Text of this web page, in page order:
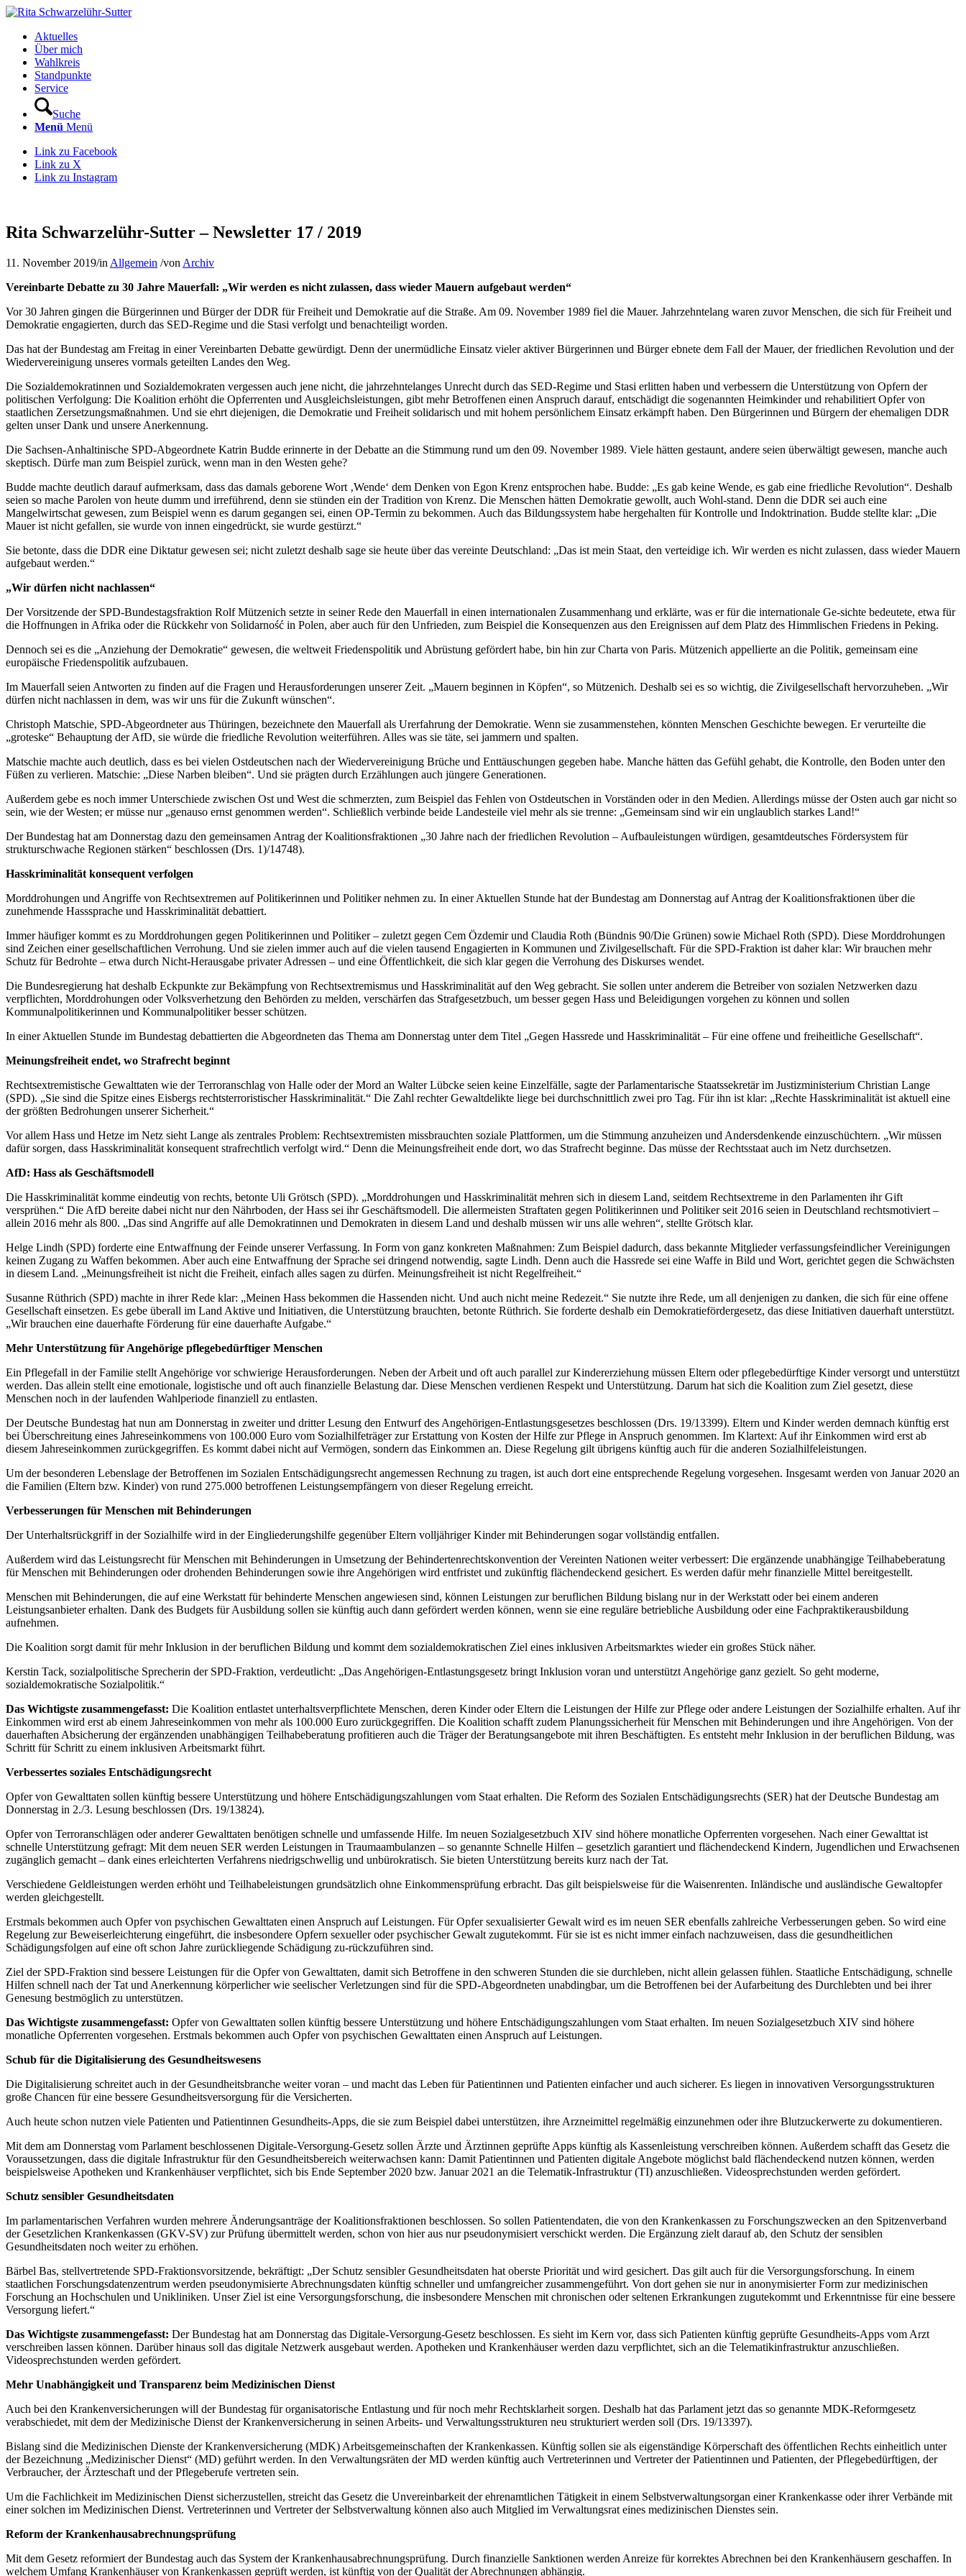
Aktuelles
Über mich
Wahlkreis
Standpunkte
Service
Suche
Menü Menü
Link zu Facebook
Link zu X
Link zu Instagram
Rita Schwarzelühr-Sutter – Newsletter 17 / 2019
11. November 2019/in Allgemein /von Archiv
Vereinbarte Debatte zu 30 Jahre Mauerfall: „Wir werden es nicht zulassen, dass wieder Mauern aufgebaut werden“
Vor 30 Jahren gingen die Bürgerinnen und Bürger der DDR für Freiheit und Demokratie auf die Straße. Am 09. November 1989 fiel die Mauer. Jahrzehntelang waren zuvor Menschen, die sich für Freiheit und
Demokratie engagierten, durch das SED-Regime und die Stasi verfolgt und benachteiligt worden.
Das hat der Bundestag am Freitag in einer Vereinbarten Debatte gewürdigt. Denn der unermüdliche Einsatz vieler aktiver Bürgerinnen und Bürger ebnete dem Fall der Mauer, der friedlichen Revolution und der
Wiedervereinigung unseres vormals geteilten Landes den Weg.
Die Sozialdemokratinnen und Sozialdemokraten vergessen auch jene nicht, die jahrzehntelanges Unrecht durch das SED-Regime und Stasi erlitten haben und verbessern die Unterstützung von Opfern der
politischen Verfolgung: Die Koalition erhöht die Opferrenten und Ausgleichsleistungen, gibt mehr Betroffenen einen Anspruch darauf, entschädigt die sogenannten Heimkinder und rehabilitiert Opfer von
staatlichen Zersetzungsmaßnahmen. Und sie ehrt diejenigen, die Demokratie und Freiheit solidarisch und mit hohem persönlichem Einsatz erkämpft haben. Den Bürgerinnen und Bürgern der ehemaligen DDR
gelten unser Dank und unsere Anerkennung.
Die Sachsen-Anhaltinische SPD-Abgeordnete Katrin Budde erinnerte in der Debatte an die Stimmung rund um den 09. November 1989. Viele hätten gestaunt, andere seien überwältigt gewesen, manche auch
skeptisch. Dürfe man zum Beispiel zurück, wenn man in den Westen gehe?
Budde machte deutlich darauf aufmerksam, dass das damals geborene Wort ‚Wende‘ dem Denken von Egon Krenz entsprochen habe. Budde: „Es gab keine Wende, es gab eine friedliche Revolution“. Deshalb
seien so mache Parolen von heute dumm und irreführend, denn sie stünden ein der Tradition von Krenz. Die Menschen hätten Demokratie gewollt, auch Wohl-stand. Denn die DDR sei auch eine
Mangelwirtschat gewesen, zum Beispiel wenn es darum gegangen sei, einen OP-Termin zu bekommen. Auch das Bildungssystem habe hergehalten für Kontrolle und Indoktrination. Budde stellte klar: „Die
Mauer ist nicht gefallen, sie wurde von innen eingedrückt, sie wurde gestürzt.“
Sie betonte, dass die DDR eine Diktatur gewesen sei; nicht zuletzt deshalb sage sie heute über das vereinte Deutschland: „Das ist mein Staat, den verteidige ich. Wir werden es nicht zulassen, dass wieder Mauern
aufgebaut werden.“
„Wir dürfen nicht nachlassen“
Der Vorsitzende der SPD-Bundestagsfraktion Rolf Mützenich setzte in seiner Rede den Mauerfall in einen internationalen Zusammenhang und erklärte, was er für die internationale Ge-sichte bedeutete, etwa für
die Hoffnungen in Afrika oder die Rückkehr von Solidarność in Polen, aber auch für den Unfrieden, zum Beispiel die Konsequenzen aus den Ereignissen auf dem Platz des Himmlischen Friedens in Peking.
Dennoch sei es die „Anziehung der Demokratie“ gewesen, die weltweit Friedenspolitik und Abrüstung gefördert habe, bin hin zur Charta von Paris. Mützenich appellierte an die Politik, gemeinsam eine
europäische Friedenspolitik aufzubauen.
Im Mauerfall seien Antworten zu finden auf die Fragen und Herausforderungen unserer Zeit. „Mauern beginnen in Köpfen“, so Mützenich. Deshalb sei es so wichtig, die Zivilgesellschaft hervorzuheben. „Wir
dürfen nicht nachlassen in dem, was wir uns für die Zukunft wünschen“.
Christoph Matschie, SPD-Abgeordneter aus Thüringen, bezeichnete den Mauerfall als Urerfahrung der Demokratie. Wenn sie zusammenstehen, könnten Menschen Geschichte bewegen. Er verurteilte die
„groteske“ Behauptung der AfD, sie würde die friedliche Revolution weiterführen. Alles was sie täte, sei jammern und spalten.
Matschie machte auch deutlich, dass es bei vielen Ostdeutschen nach der Wiedervereinigung Brüche und Enttäuschungen gegeben habe. Manche hätten das Gefühl gehabt, die Kontrolle, den Boden unter den
Füßen zu verlieren. Matschie: „Diese Narben bleiben“. Und sie prägten durch Erzählungen auch jüngere Generationen.
Außerdem gebe es noch immer Unterschiede zwischen Ost und West die schmerzten, zum Beispiel das Fehlen von Ostdeutschen in Vorständen oder in den Medien. Allerdings müsse der Osten auch gar nicht so
sein, wie der Westen; er müsse nur „genauso ernst genommen werden“. Schließlich verbinde beide Landesteile viel mehr als sie trenne: „Gemeinsam sind wir ein unglaublich starkes Land!“
Der Bundestag hat am Donnerstag dazu den gemeinsamen Antrag der Koalitionsfraktionen „30 Jahre nach der friedlichen Revolution – Aufbauleistungen würdigen, gesamtdeutsches Fördersystem für
strukturschwache Regionen stärken“ beschlossen (Drs. 1)/14748).
Hasskriminalität konsequent verfolgen
Morddrohungen und Angriffe von Rechtsextremen auf Politikerinnen und Politiker nehmen zu. In einer Aktuellen Stunde hat der Bundestag am Donnerstag auf Antrag der Koalitionsfraktionen über die
zunehmende Hasssprache und Hasskriminalität debattiert.
Immer häufiger kommt es zu Morddrohungen gegen Politikerinnen und Politiker – zuletzt gegen Cem Özdemir und Claudia Roth (Bündnis 90/Die Grünen) sowie Michael Roth (SPD). Diese Morddrohungen
sind Zeichen einer gesellschaftlichen Verrohung. Und sie zielen immer auch auf die vielen tausend Engagierten in Kommunen und Zivilgesellschaft. Für die SPD-Fraktion ist daher klar: Wir brauchen mehr
Schutz für Bedrohte – etwa durch Nicht-Herausgabe privater Adressen – und eine Öffentlichkeit, die sich klar gegen die Verrohung des Diskurses wendet.
Die Bundesregierung hat deshalb Eckpunkte zur Bekämpfung von Rechtsextremismus und Hasskriminalität auf den Weg gebracht. Sie sollen unter anderem die Betreiber von sozialen Netzwerken dazu
verpflichten, Morddrohungen oder Volksverhetzung den Behörden zu melden, verschärfen das Strafgesetzbuch, um besser gegen Hass und Beleidigungen vorgehen zu können und sollen
Kommunalpolitikerinnen und Kommunalpolitiker besser schützen.
In einer Aktuellen Stunde im Bundestag debattierten die Abgeordneten das Thema am Donnerstag unter dem Titel „Gegen Hassrede und Hasskriminalität – Für eine offene und freiheitliche Gesellschaft“.
Meinungsfreiheit endet, wo Strafrecht beginnt
Rechtsextremistische Gewalttaten wie der Terroranschlag von Halle oder der Mord an Walter Lübcke seien keine Einzelfälle, sagte der Parlamentarische Staatssekretär im Justizministerium Christian Lange
(SPD). „Sie sind die Spitze eines Eisbergs rechtsterroristischer Hasskriminalität.“ Die Zahl rechter Gewaltdelikte liege bei durchschnittlich zwei pro Tag. Für ihn ist klar: „Rechte Hasskriminalität ist aktuell eine
der größten Bedrohungen unserer Sicherheit.“
Vor allem Hass und Hetze im Netz sieht Lange als zentrales Problem: Rechtsextremisten missbrauchten soziale Plattformen, um die Stimmung anzuheizen und Andersdenkende einzuschüchtern. „Wir müssen
dafür sorgen, dass Hasskriminalität konsequent strafrechtlich verfolgt wird.“ Denn die Meinungsfreiheit ende dort, wo das Strafrecht beginne. Das müsse der Rechtsstaat auch im Netz durchsetzen.
AfD: Hass als Geschäftsmodell
Die Hasskriminalität komme eindeutig von rechts, betonte Uli Grötsch (SPD). „Morddrohungen und Hasskriminalität mehren sich in diesem Land, seitdem Rechtsextreme in den Parlamenten ihr Gift
versprühen.“ Die AfD bereite dabei nicht nur den Nährboden, der Hass sei ihr Geschäftsmodell. Die allermeisten Straftaten gegen Politikerinnen und Politiker seit 2016 seien in Deutschland rechtsmotiviert –
allein 2016 mehr als 800. „Das sind Angriffe auf alle Demokratinnen und Demokraten in diesem Land und deshalb müssen wir uns alle wehren“, stellte Grötsch klar.
Helge Lindh (SPD) forderte eine Entwaffnung der Feinde unserer Verfassung. In Form von ganz konkreten Maßnahmen: Zum Beispiel dadurch, dass bekannte Mitglieder verfassungsfeindlicher Vereinigungen
keinen Zugang zu Waffen bekommen. Aber auch eine Entwaffnung der Sprache sei dringend notwendig, sagte Lindh. Denn auch die Hassrede sei eine Waffe in Bild und Wort, gerichtet gegen die Schwächsten
in diesem Land. „Meinungsfreiheit ist nicht die Freiheit, einfach alles sagen zu dürfen. Meinungsfreiheit ist nicht Regelfreiheit.“
Susanne Rüthrich (SPD) machte in ihrer Rede klar: „Meinen Hass bekommen die Hassenden nicht. Und auch nicht meine Redezeit.“ Sie nutzte ihre Rede, um all denjenigen zu danken, die sich für eine offene
Gesellschaft einsetzen. Es gebe überall im Land Aktive und Initiativen, die Unterstützung brauchten, betonte Rüthrich. Sie forderte deshalb ein Demokratiefördergesetz, das diese Initiativen dauerhaft unterstützt.
„Wir brauchen eine dauerhafte Förderung für eine dauerhafte Aufgabe.“
Mehr Unterstützung für Angehörige pflegebedürftiger Menschen
Ein Pflegefall in der Familie stellt Angehörige vor schwierige Herausforderungen. Neben der Arbeit und oft auch parallel zur Kindererziehung müssen Eltern oder pflegebedürftige Kinder versorgt und unterstützt
werden. Das allein stellt eine emotionale, logistische und oft auch finanzielle Belastung dar. Diese Menschen verdienen Respekt und Unterstützung. Darum hat sich die Koalition zum Ziel gesetzt, diese
Menschen noch in der laufenden Wahlperiode finanziell zu entlasten.
Der Deutsche Bundestag hat nun am Donnerstag in zweiter und dritter Lesung den Entwurf des Angehörigen-Entlastungsgesetzes beschlossen (Drs. 19/13399). Eltern und Kinder werden demnach künftig erst
bei Überschreitung eines Jahreseinkommens von 100.000 Euro vom Sozialhilfeträger zur Erstattung von Kosten der Hilfe zur Pflege in Anspruch genommen. Im Klartext: Auf ihr Einkommen wird erst ab
diesem Jahreseinkommen zurückgegriffen. Es kommt dabei nicht auf Vermögen, sondern das Einkommen an. Diese Regelung gilt übrigens künftig auch für die anderen Sozialhilfeleistungen.
Um der besonderen Lebenslage der Betroffenen im Sozialen Entschädigungsrecht angemessen Rechnung zu tragen, ist auch dort eine entsprechende Regelung vorgesehen. Insgesamt werden von Januar 2020 an
die Familien (Eltern bzw. Kinder) von rund 275.000 betroffenen Leistungsempfängern von dieser Regelung erreicht.
Verbesserungen für Menschen mit Behinderungen
Der Unterhaltsrückgriff in der Sozialhilfe wird in der Eingliederungshilfe gegenüber Eltern volljähriger Kinder mit Behinderungen sogar vollständig entfallen.
Außerdem wird das Leistungsrecht für Menschen mit Behinderungen in Umsetzung der Behindertenrechtskonvention der Vereinten Nationen weiter verbessert: Die ergänzende unabhängige Teilhabeberatung
für Menschen mit Behinderungen oder drohenden Behinderungen sowie ihre Angehörigen wird entfristet und zukünftig flächendeckend gesichert. Es werden dafür mehr finanzielle Mittel bereitgestellt.
Menschen mit Behinderungen, die auf eine Werkstatt für behinderte Menschen angewiesen sind, können Leistungen zur beruflichen Bildung bislang nur in der Werkstatt oder bei einem anderen
Leistungsanbieter erhalten. Dank des Budgets für Ausbildung sollen sie künftig auch dann gefördert werden können, wenn sie eine reguläre betriebliche Ausbildung oder eine Fachpraktikerausbildung
aufnehmen.
Die Koalition sorgt damit für mehr Inklusion in der beruflichen Bildung und kommt dem sozialdemokratischen Ziel eines inklusiven Arbeitsmarktes wieder ein großes Stück näher.
Kerstin Tack, sozialpolitische Sprecherin der SPD-Fraktion, verdeutlicht: „Das Angehörigen-Entlastungsgesetz bringt Inklusion voran und unterstützt Angehörige ganz gezielt. So geht moderne,
sozialdemokratische Sozialpolitik.“
Das Wichtigste zusammengefasst: Die Koalition entlastet unterhaltsverpflichtete Menschen, deren Kinder oder Eltern die Leistungen der Hilfe zur Pflege oder andere Leistungen der Sozialhilfe erhalten. Auf ihr
Einkommen wird erst ab einem Jahreseinkommen von mehr als 100.000 Euro zurückgegriffen. Die Koalition schafft zudem Planungssicherheit für Menschen mit Behinderungen und ihre Angehörigen. Von der
dauerhaften Absicherung der ergänzenden unabhängigen Teilhabeberatung profitieren auch die Träger der Beratungsangebote mit ihren Beschäftigten. Es entsteht mehr Inklusion in der beruflichen Bildung, was
Schritt für Schritt zu einem inklusiven Arbeitsmarkt führt.
Verbessertes soziales Entschädigungsrecht
Opfer von Gewalttaten sollen künftig bessere Unterstützung und höhere Entschädigungszahlungen vom Staat erhalten. Die Reform des Sozialen Entschädigungsrechts (SER) hat der Deutsche Bundestag am
Donnerstag in 2./3. Lesung beschlossen (Drs. 19/13824).
Opfer von Terroranschlägen oder anderer Gewalttaten benötigen schnelle und umfassende Hilfe. Im neuen Sozialgesetzbuch XIV sind höhere monatliche Opferrenten vorgesehen. Nach einer Gewalttat ist
schnelle Unterstützung gefragt: Mit dem neuen SER werden Leistungen in Traumaambulanzen – so genannte Schnelle Hilfen – gesetzlich garantiert und flächendeckend Kindern, Jugendlichen und Erwachsenen
zugänglich gemacht – dank eines erleichterten Verfahrens niedrigschwellig und unbürokratisch. Sie bieten Unterstützung bereits kurz nach der Tat.
Verschiedene Geldleistungen werden erhöht und Teilhabeleistungen grundsätzlich ohne Einkommensprüfung erbracht. Das gilt beispielsweise für die Waisenrenten. Inländische und ausländische Gewaltopfer
werden gleichgestellt.
Erstmals bekommen auch Opfer von psychischen Gewalttaten einen Anspruch auf Leistungen. Für Opfer sexualisierter Gewalt wird es im neuen SER ebenfalls zahlreiche Verbesserungen geben. So wird eine
Regelung zur Beweiserleichterung eingeführt, die insbesondere Opfern sexueller oder psychischer Gewalt zugutekommt. Für sie ist es nicht immer einfach nachzuweisen, dass die gesundheitlichen
Schädigungsfolgen auf eine oft schon Jahre zurückliegende Schädigung zu-rückzuführen sind.
Ziel der SPD-Fraktion sind bessere Leistungen für die Opfer von Gewalttaten, damit sich Betroffene in den schweren Stunden die sie durchleben, nicht allein gelassen fühlen. Staatliche Entschädigung, schnelle
Hilfen schnell nach der Tat und Anerkennung körperlicher wie seelischer Verletzungen sind für die SPD-Abgeordneten unabdingbar, um die Betroffenen bei der Aufarbeitung des Durchlebten und bei ihrer
Genesung bestmöglich zu unterstützen.
Das Wichtigste zusammengefasst: Opfer von Gewalttaten sollen künftig bessere Unterstützung und höhere Entschädigungszahlungen vom Staat erhalten. Im neuen Sozialgesetzbuch XIV sind höhere
monatliche Opferrenten vorgesehen. Erstmals bekommen auch Opfer von psychischen Gewalttaten einen Anspruch auf Leistungen.
Schub für die Digitalisierung des Gesundheitswesens
Die Digitalisierung schreitet auch in der Gesundheitsbranche weiter voran – und macht das Leben für Patientinnen und Patienten einfacher und auch sicherer. Es liegen in innovativen Versorgungsstrukturen
große Chancen für eine bessere Gesundheitsversorgung für die Versicherten.
Auch heute schon nutzen viele Patienten und Patientinnen Gesundheits-Apps, die sie zum Beispiel dabei unterstützen, ihre Arzneimittel regelmäßig einzunehmen oder ihre Blutzuckerwerte zu dokumentieren.
Mit dem am Donnerstag vom Parlament beschlossenen Digitale-Versorgung-Gesetz sollen Ärzte und Ärztinnen geprüfte Apps künftig als Kassenleistung verschreiben können. Außerdem schafft das Gesetz die
Voraussetzungen, dass die digitale Infrastruktur für den Gesundheitsbereich weiterwachsen kann: Damit Patientinnen und Patienten digitale Angebote möglichst bald flächendeckend nutzen können, werden
beispielsweise Apotheken und Krankenhäuser verpflichtet, sich bis Ende September 2020 bzw. Januar 2021 an die Telematik-Infrastruktur (TI) anzuschließen. Videosprechstunden werden gefördert.
Schutz sensibler Gesundheitsdaten
Im parlamentarischen Verfahren wurden mehrere Änderungsanträge der Koalitionsfraktionen beschlossen. So sollen Patientendaten, die von den Krankenkassen zu Forschungszwecken an den Spitzenverband
der Gesetzlichen Krankenkassen (GKV-SV) zur Prüfung übermittelt werden, schon von hier aus nur pseudonymisiert verschickt werden. Die Ergänzung zielt darauf ab, den Schutz der sensiblen
Gesundheitsdaten noch weiter zu erhöhen.
Bärbel Bas, stellvertretende SPD-Fraktionsvorsitzende, bekräftigt: „Der Schutz sensibler Gesundheitsdaten hat oberste Priorität und wird gesichert. Das gilt auch für die Versorgungsforschung. In einem
staatlichen Forschungsdatenzentrum werden pseudonymisierte Abrechnungsdaten künftig schneller und umfangreicher zusammengeführt. Von dort gehen sie nur in anonymisierter Form zur medizinischen
Forschung an Hochschulen und Unikliniken. Unser Ziel ist eine Versorgungsforschung, die insbesondere Menschen mit chronischen oder seltenen Erkrankungen zugutekommt und Erkenntnisse für eine bessere
Versorgung liefert.“
Das Wichtigste zusammengefasst: Der Bundestag hat am Donnerstag das Digitale-Versorgung-Gesetz beschlossen. Es sieht im Kern vor, dass sich Patienten künftig geprüfte Gesundheits-Apps vom Arzt
verschreiben lassen können. Darüber hinaus soll das digitale Netzwerk ausgebaut werden. Apotheken und Krankenhäuser werden dazu verpflichtet, sich an die Telematikinfrastruktur anzuschließen.
Videosprechstunden werden gefördert.
Mehr Unabhängigkeit und Transparenz beim Medizinischen Dienst
Auch bei den Krankenversicherungen will der Bundestag für organisatorische Entlastung und für noch mehr Rechtsklarheit sorgen. Deshalb hat das Parlament jetzt das so genannte MDK-Reformgesetz
verabschiedet, mit dem der Medizinische Dienst der Krankenversicherung in seinen Arbeits- und Verwaltungsstrukturen neu strukturiert werden soll (Drs. 19/13397).
Bislang sind die Medizinischen Dienste der Krankenversicherung (MDK) Arbeitsgemeinschaften der Krankenkassen. Künftig sollen sie als eigenständige Körperschaft des öffentlichen Rechts einheitlich unter
der Bezeichnung „Medizinischer Dienst“ (MD) geführt werden. In den Verwaltungsräten der MD werden künftig auch Vertreterinnen und Vertreter der Patientinnen und Patienten, der Pflegebedürftigen, der
Verbraucher, der Ärzteschaft und der Pflegeberufe vertreten sein.
Um die Fachlichkeit im Medizinischen Dienst sicherzustellen, streicht das Gesetz die Unvereinbarkeit der ehrenamtlichen Tätigkeit in einem Selbstverwaltungsorgan einer Krankenkasse oder ihrer Verbände mit
einer solchen im Medizinischen Dienst. Vertreterinnen und Vertreter der Selbstverwaltung können also auch Mitglied im Verwaltungsrat eines medizinischen Dienstes sein.
Reform der Krankenhausabrechnungsprüfung
Mit dem Gesetz reformiert der Bundestag auch das System der Krankenhausabrechnungsprüfung. Durch finanzielle Sanktionen werden Anreize für korrektes Abrechnen bei den Krankenhäusern geschaffen. In
welchem Umfang Krankenhäuser von Krankenkassen geprüft werden, ist künftig von der Qualität der Abrechnungen abhängig.